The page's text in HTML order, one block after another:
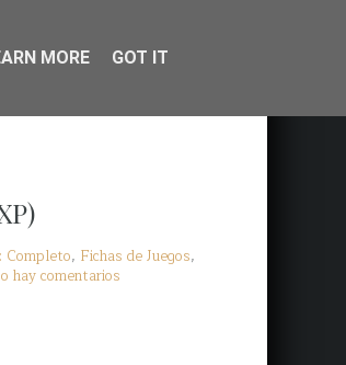
Completo, Fichas de Juegos,
hay comentarios
MORE GOT IT